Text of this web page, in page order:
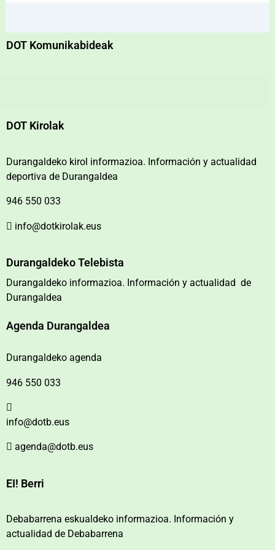
DOT Komunikabideak
DOT Kirolak
Durangaldeko kirol informazioa. Información y actualidad
deportiva de Durangaldea
946 550 033
info@dotkirolak.eus
Durangaldeko Telebista
Durangaldeko informazioa. Información y actualidad de
Durangaldea
Agenda Durangaldea
Durangaldeko agenda
946 550 033
info@dotb.eus
agenda@dotb.eus
EI! Berri
Debabarrena eskualdeko informazioa. Información y
actualidad de Debabarrena